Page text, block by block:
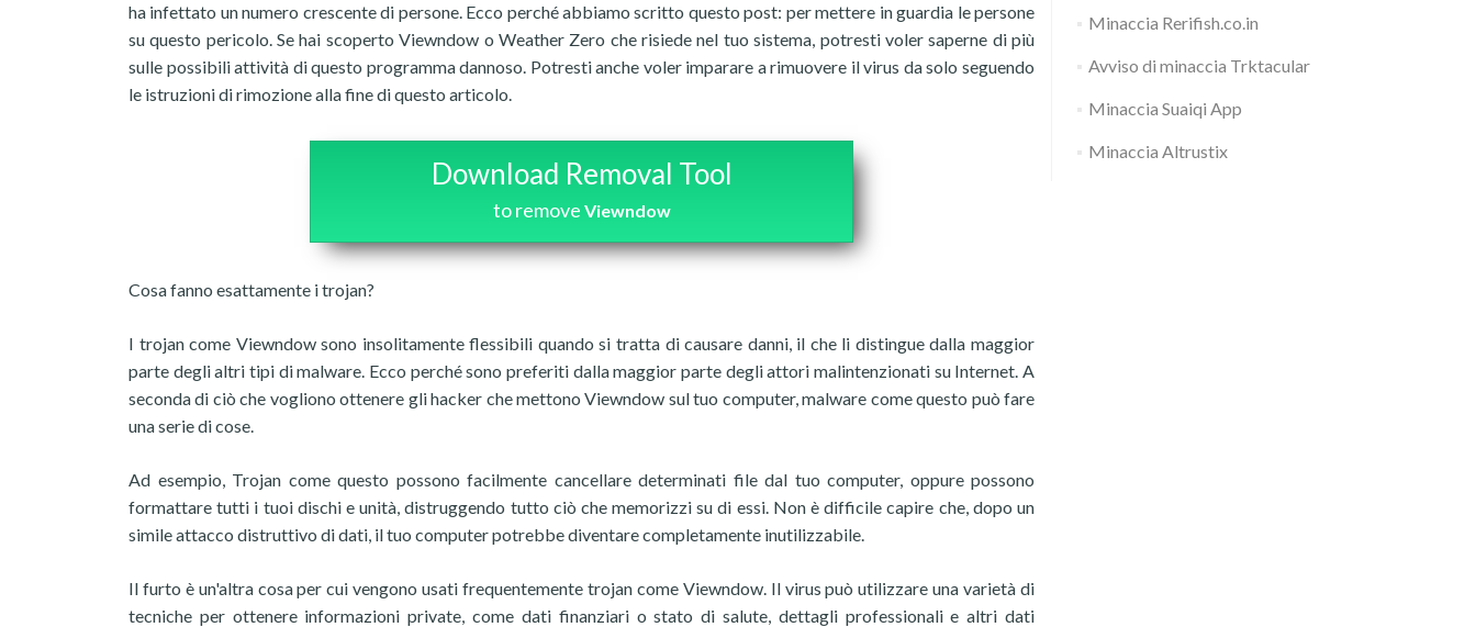
ha infettato un numero crescente di persone. Ecco perché abbiamo scritto questo post: per mettere in guardia le persone
su questo pericolo. Se hai scoperto Viewndow o Weather Zero che risiede nel tuo sistema, potresti voler saperne di più
sulle possibili attività di questo programma dannoso. Potresti anche voler imparare a rimuovere il virus da solo seguendo
le istruzioni di rimozione alla fine di questo articolo.
Download Removal Tool
to remove Viewndow
Cosa fanno esattamente i trojan?
I trojan come Viewndow sono insolitamente flessibili quando si tratta di causare danni, il che li distingue dalla maggior
parte degli altri tipi di malware. Ecco perché sono preferiti dalla maggior parte degli attori malintenzionati su Internet. A
seconda di ciò che vogliono ottenere gli hacker che mettono Viewndow sul tuo computer, malware come questo può fare
una serie di cose.
Ad esempio, Trojan come questo possono facilmente cancellare determinati file dal tuo computer, oppure possono
formattare tutti i tuoi dischi e unità, distruggendo tutto ciò che memorizzi su di essi. Non è difficile capire che, dopo un
simile attacco distruttivo di dati, il tuo computer potrebbe diventare completamente inutilizzabile.
Il furto è un'altra cosa per cui vengono usati frequentemente trojan come Viewndow. Il virus può utilizzare una varietà di
tecniche per ottenere informazioni private, come dati finanziari o stato di salute, dettagli professionali e altri dati
Minaccia Rerifish.co.in
Avviso di minaccia Trktacular
Minaccia Suaiqi App
Minaccia Altrustix